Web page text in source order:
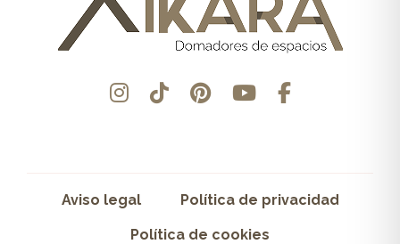
Aviso legal Política de privacidad
Política de cookies